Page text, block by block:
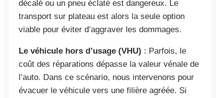
décalé ou un pneu éclaté est dangereux. Le
transport sur plateau est alors la seule option
viable pour éviter d’aggraver les dommages.
Le véhicule hors d’usage (VHU) : Parfois, le
coût des réparations dépasse la valeur vénale de
l’auto. Dans ce scénario, nous intervenons pour
évacuer le véhicule vers une filière agréée. Si